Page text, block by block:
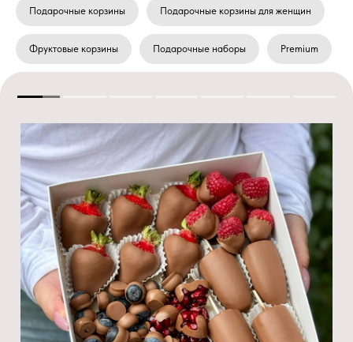
Подарочные корзины Подарочные корзины для женщин
Фруктовые корзины Подарочные наборы Premium